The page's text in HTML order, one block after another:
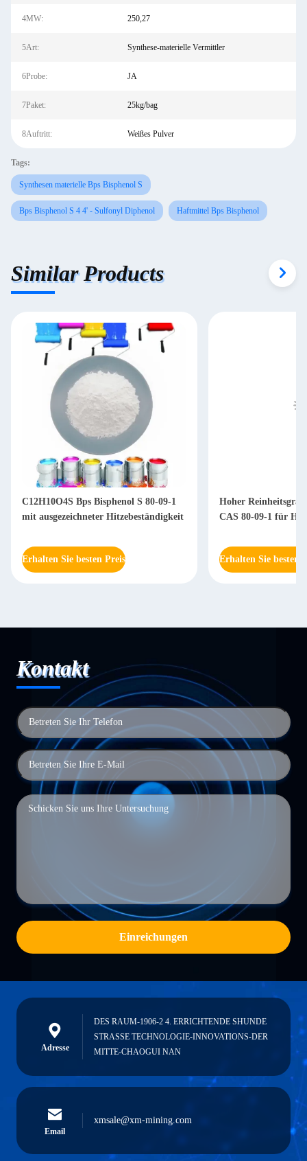
4MW: 250,27
5Art: Synthese-materielle Vermittler
6Probe: JA
7Paket: 25kg/bag
8Auftritt: Weißes Pulver
Tags:
Synthesen materielle Bps Bisphenol S
Bps Bisphenol S 4 4' - Sulfonyl Diphenol Haftmittel Bps Bisphenol
Similar Products
C12H10O4S Bps Bisphenol S 80-09-1
mit ausgezeichneter Hitzebeständigkeit
Erhalten Sie besten Preis
Hoher
CAS 80-09-1 für
Erhalten Sie besten
Kontakt
Einreichungen
Adresse
DES RAUM-1906-2 4. ERRICHTENDE SHUNDE
STRASSE TECHNOLOGIE-INNOVATIONS-DER
MITTE-CHAOGUI NAN
Email
xmsale@xm-mining.com